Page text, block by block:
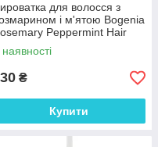
для волосся з
і м'ятою Bogenia
Peppermint Hair
60 мл
₴
Купити